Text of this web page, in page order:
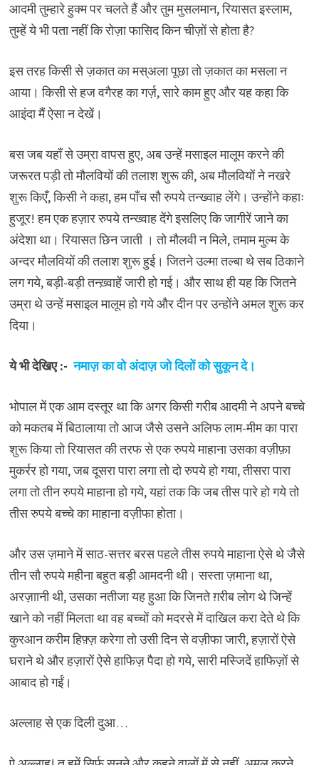
आदमी तुम्हारे हुक्म पर चलते हैं और तुम मुसलमान, रियासत इस्लाम,
तुम्हें ये भी पता नहीं कि रोज़ा फासिद किन चीज़ों से होता है?
इस तरह किसी से ज़कात का मस्अला पूछा तो ज़कात का मसला न
आया। किसी से हज वगैरह का गर्ज़, सारे काम हुए और यह कहा कि
आइंदा मैं ऐसा न देखें।
बस जब यहाँ से उम्रा वापस हुए, अब उन्हें मसाइल मालूम करने की
जरूरत पड़ी तो मौलवियों की तलाश शुरू की, अब मौलवियों ने नखरे
शुरू किएँ, किसी ने कहा, हम पाँच सौ रुपये तन्ख्वाह लेंगे। उन्होंने कहाः
हुजूर! हम एक हज़ार रुपये तन्ख्वाह देंगे इसलिए कि जागीरें जाने का
अंदेशा था। रियासत छिन जाती । तो मौलवी न मिले, तमाम मुल्म के
अन्दर मौलवियों की तलाश शुरू हुई। जितने उल्मा तल्बा थे सब ठिकाने
लग गये, बड़ी-बड़ी तन्ख़्वाहें जारी हो गई। और साथ ही यह कि जितने
उम्रा थे उन्हें मसाइल मालूम हो गये और दीन पर उन्होंने अमल शुरू कर
दिया।
ये भी देखिए :-नमाज़ का वो अंदाज़ जो दिलों को सुकून दे।
भोपाल में एक आम दस्तूर था कि अगर किसी गरीब आदमी ने अपने बच्चे
को मकतब में बिठालाया तो आज जैसे उसने अलिफ लाम-मीम का पारा
शुरू किया तो रियासत की तरफ से एक रुपये माहाना उसका वज़ीफ़ा
मुकर्रर हो गया, जब दूसरा पारा लगा तो दो रुपये हो गया, तीसरा पारा
लगा तो तीन रुपये माहाना हो गये, यहां तक कि जब तीस पारे हो गये तो
तीस रुपये बच्चे का माहाना वज़ीफा होता।
और उस ज़माने में साठ-सत्तर बरस पहले तीस रुपये माहाना ऐसे थे जैसे
तीन सौ रुपये महीना बहुत बड़ी आमदनी थी। सस्ता ज़माना था,
अरज़ाानी थी, उसका नतीजा यह हुआ कि जिनते ग़रीब लोग थे जिन्हें
खाने को नहीं मिलता था वह बच्चों को मदरसे में दाखिल करा देते थे कि
कुरआन करीम हिफ़्ज़ करेगा तो उसी दिन से वज़ीफा जारी, हज़ारों ऐसे
घराने थे और हज़ारों ऐसे हाफिज़ पैदा हो गये, सारी मस्जिदें हाफिज़ों से
आबाद हो गईं।
अल्लाह से एक दिली दुआ…